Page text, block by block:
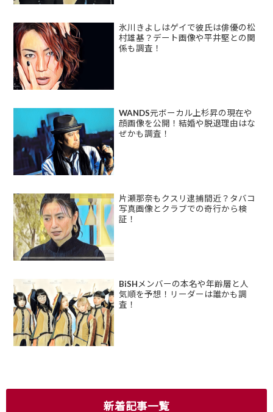
氷川きよしはゲイで彼氏は俳優の松
村雄基？デート画像や平井堅との関
係も調査！
WANDS元ボーカル上杉昇の現在や
顔画像を公開！結婚や脱退理由はな
ぜかも調査！
片瀬那奈もクスリ逮捕間近？タバコ
写真画像とクラブでの奇行から検
証！
BiSHメンバーの本名や年齢層と人
気順を予想！リーダーは誰かも調
査！
新着記事一覧